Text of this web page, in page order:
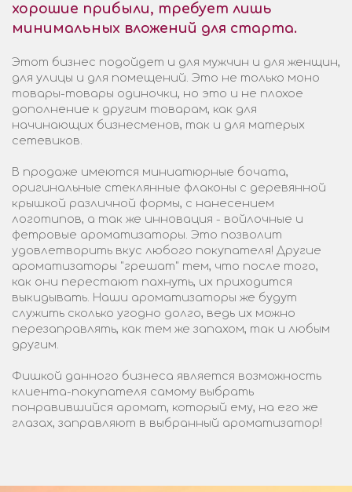
хорошие прибыли, требует лишь
минимальных вложений для старта.
Этот бизнес подойдет и для мужчин и для женщин,
для улицы и для помещений. Это не только моно
товары-товары одиночки, но это и не плохое
дополнение к другим товарам, как для
начинающих бизнесменов, так и для матерых
сетевиков.
В продаже имеются миниатюрные бочата,
оригинальные стеклянные флаконы с деревянной
крышкой различной формы, с нанесением
логотипов, а так же инновация - войлочные и
фетровые ароматизаторы. Это позволит
удовлетворить вкус любого покупателя! Другие
ароматизаторы "грешат" тем, что после того,
как они перестают пахнуть, их приходится
выкидывать. Наши ароматизаторы же будут
служить сколько угодно долго, ведь их можно
перезаправлять, как тем же запахом, так и любым
другим.
Фишкой данного бизнеса является возможность
клиента-покупателя самому выбрать
понравившийся аромат, который ему, на его же
глазах, заправляют в выбранный ароматизатор!